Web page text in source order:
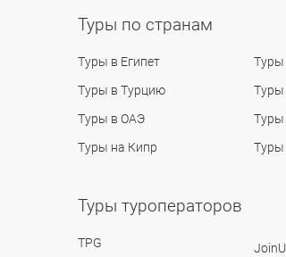
Туры по странам
Туры в Египет
Туры в Турцию
Туры в ОАЭ
Туры на Кипр
Туры
Туры
Туры
Туры туроператоров
TPG